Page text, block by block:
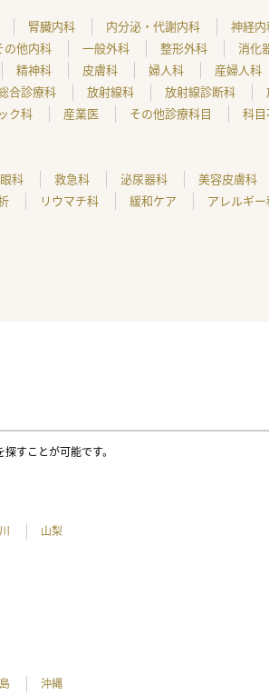
腎臓内科 内分泌・代謝内科 神経
の他内科 一般外科 整形外科 消化
精神科 皮膚科 婦人科 産婦人科
合診療科 放射線科 放射線診断科
ク科 産業医 その他診療科目
科目
眼科 救急科 泌尿器科 美容皮膚科
リウマチ科 緩和ケア アレルギ
すことが可能です。
山梨
沖縄